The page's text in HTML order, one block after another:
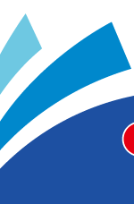
開港の歴史」の記
に「ユリと
！